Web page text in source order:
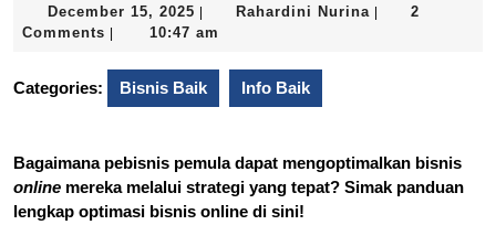
December 15, 2025 December
15,
| Rahardini Nurina Rahardini
|
2
Comments | 10:47 am
Categories: Bisnis Baik Info Baik
Bagaimana pebisnis pemula dapat mengoptimalkan bisnis
online mereka melalui strategi yang tepat? Simak panduan
lengkap optimasi bisnis online di sini!